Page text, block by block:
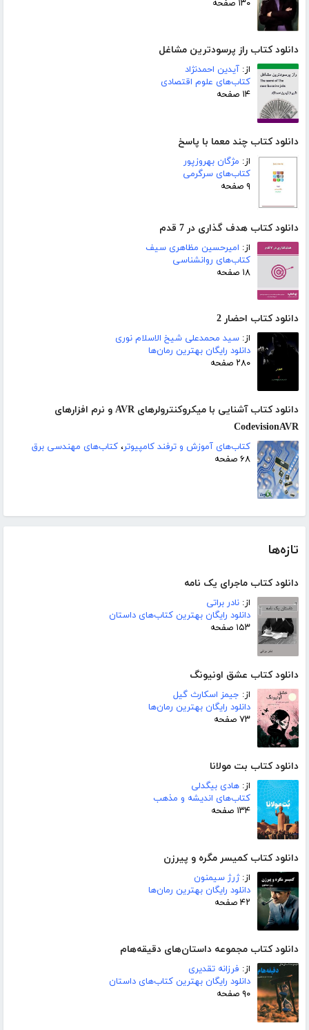
۱۳۰ صفحه
دانلود کتاب راز پرسودترین مشاغل
از: آیدین احمدنژاد
کتاب‌های علوم اقتصادی
۱۴ صفحه
دانلود کتاب چند معما با پاسخ
از: مژگان بهروزپور
کتاب‌های سرگرمی
۹ صفحه
دانلود کتاب هدف گذاری در 7 قدم
از: امیرحسین مظاهری سیف
کتاب‌های روانشناسی
۱۸ صفحه
دانلود کتاب احضار 2
از: سید محمدعلی شیخ الاسلام نوری
دانلود رایگان بهترین رمان‌ها
۲۸۰ صفحه
دانلود کتاب آشنایی با میکروکنترولرهای AVR و نرم افزارهای
CodevisionAVR
کتاب‌های آموزش و ترفند کامپیوتر، کتاب‌های مهندسی برق
۶۸ صفحه
تازه‌ها
دانلود کتاب ماجرای یک نامه
از: نادر براتی
دانلود رایگان بهترین کتاب‌های داستان
۱۵۳ صفحه
دانلود کتاب عشق اونیونگ
از: جیمز اسکارث گیل
دانلود رایگان بهترین رمان‌ها
۷۳ صفحه
دانلود کتاب بت مولانا
از: هادی بیگدلی
کتاب‌های اندیشه و مذهب
۱۳۴ صفحه
دانلود کتاب کمیسر مگره و پیرزن
از:ژرژ سیمنون
دانلود رایگان بهترین رمان‌ها
۴۲ صفحه
دانلود کتاب مجموعه داستان‌های دقیقه‌هام
از: فرزانه تقدیری
دانلود رایگان بهترین کتاب‌های داستان
۹۰ صفحه